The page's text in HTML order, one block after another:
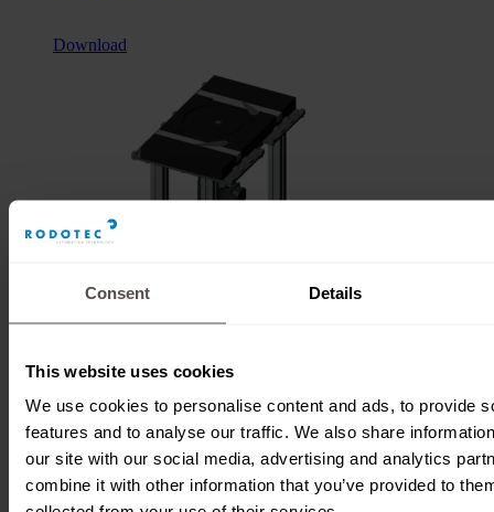
Consent Details
This website uses cookies
We use cookies to personalise content and ads, to provide
features and to analyse our traffic. We also share
our site with our social media, advertising and analytics
combine it with other information that you’ve provided to
Download
Drehtellermodul D323